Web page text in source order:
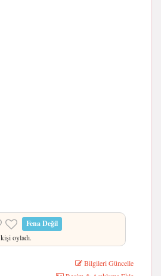
Fena Değil
kişi oyladı.
Bilgileri Güncelle